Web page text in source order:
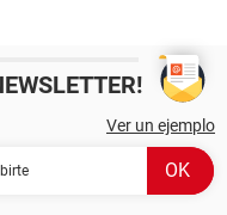
Ver un ejemplo